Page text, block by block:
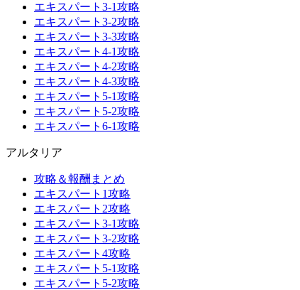
エキスパート3-1攻略
エキスパート3-2攻略
エキスパート3-3攻略
エキスパート4-1攻略
エキスパート4-2攻略
エキスパート4-3攻略
エキスパート5-1攻略
エキスパート5-2攻略
エキスパート6-1攻略
アルタリア
攻略＆報酬まとめ
エキスパート1攻略
エキスパート2攻略
エキスパート3-1攻略
エキスパート3-2攻略
エキスパート4攻略
エキスパート5-1攻略
エキスパート5-2攻略